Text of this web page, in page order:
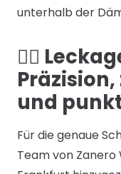
unterhalb der
🕵️‍♂️
und
Für die genaue
Team von